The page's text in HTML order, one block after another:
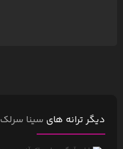
دیگر ترانه های سینا سرلک